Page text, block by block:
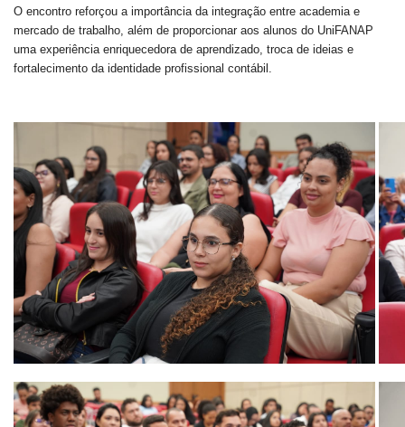
O encontro reforçou a importância da integração entre academia e
mercado de trabalho, além de proporcionar aos alunos do UniFANAP
uma experiência enriquecedora de aprendizado, troca de ideias e
fortalecimento da identidade profissional contábil.